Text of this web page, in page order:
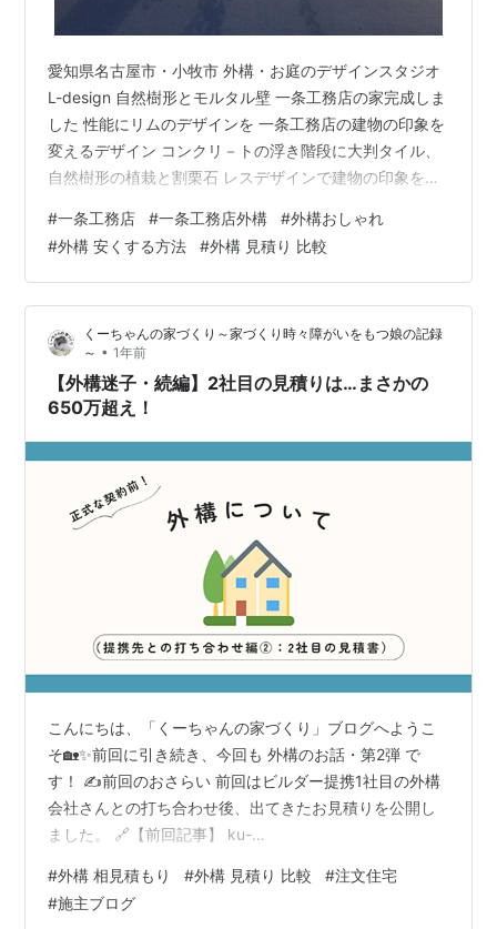
愛知県名古屋市・小牧市 外構・お庭のデザインスタジオ
L-design 自然樹形とモルタル壁 一条工務店の家完成しま
した 性能にリムのデザインを 一条工務店の建物の印象を
変えるデザイン コンクリ－トの浮き階段に大判タイル、
自然樹形の植栽と割栗石 レスデザインで建物の印象を変
魅せる www.lim-aichi-gaiko-gallery.com
www.gifugaiko-garden.com
#一条工務店 #一条工務店外構 #外構おしゃれ
#外構 安くする方法 #外構 見積り 比較
くーちゃんの家づくり～家づくり時々障がいをもつ娘の記録
～ • 1年前
【外構迷子・続編】2社目の見積りは…まさかの
650万超え！
こんにちは、「くーちゃんの家づくり」ブログへようこ
そ🏡✨前回に引き続き、今回も 外構のお話・第2弾 で
す！ ✍️前回のおさらい 前回はビルダー提携1社目の外構
会社さんとの打ち合わせ後、出てきたお見積りを公開し
ました。 🔗【前回記事】 ku-
て、今回は2社目の見積もりを公開！ですが… 実はこの2
社目、打ち合わせはしていません💦 それもビルダー営業
#外構 相見積もり #外構 見積り 比較 #注文住宅
#施主ブログ